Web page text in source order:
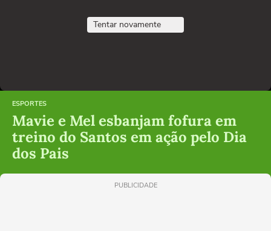
Tentar novamente
ESPORTES
Mavie e Mel esbanjam fofura em
treino do Santos em ação pelo Dia
dos Pais
PUBLICIDADE